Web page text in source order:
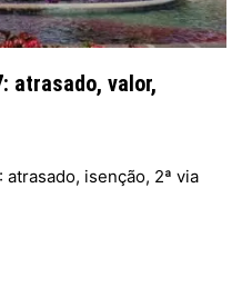
atrasado, valor,
atrasado, isenção, 2ª via